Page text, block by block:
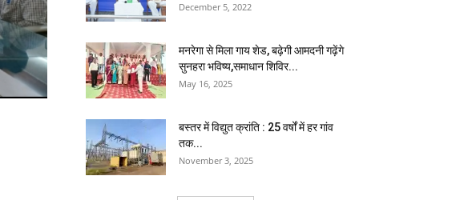
December 5, 2022
मनरेगा से मिला गाय शेड, बढ़ेगी आमदनी गढ़ेंगे
सुनहरा भविष्य,समाधान शिविर...
May 16, 2025
बस्तर में विद्युत क्रांति : 25 वर्षों में हर गांव
तक...
November 3, 2025